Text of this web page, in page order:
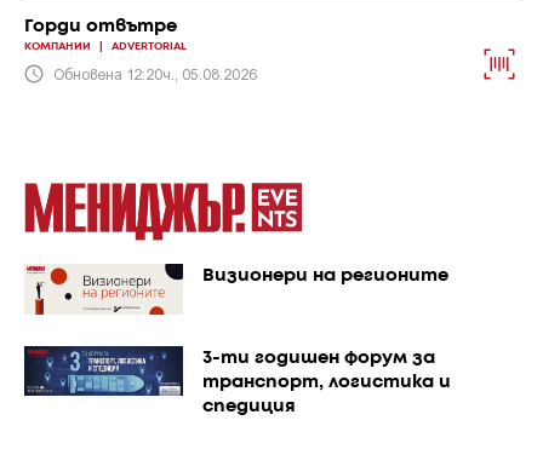
Горди отвътре
КОМПАНИИ ADVERTORIAL
Обновена 12:20ч., 05.08.2026
Визионери на регионите
3-ти годишен форум за
транспорт, логистика и
спедиция